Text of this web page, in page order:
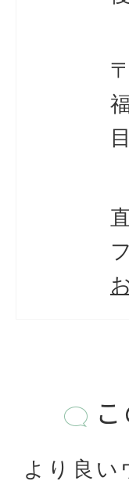
より良